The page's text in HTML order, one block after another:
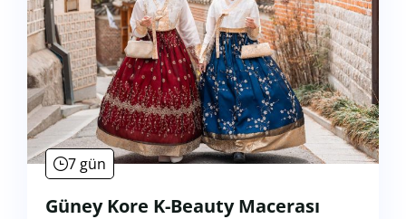
7 gün
Güney Kore K-Beauty Macerası